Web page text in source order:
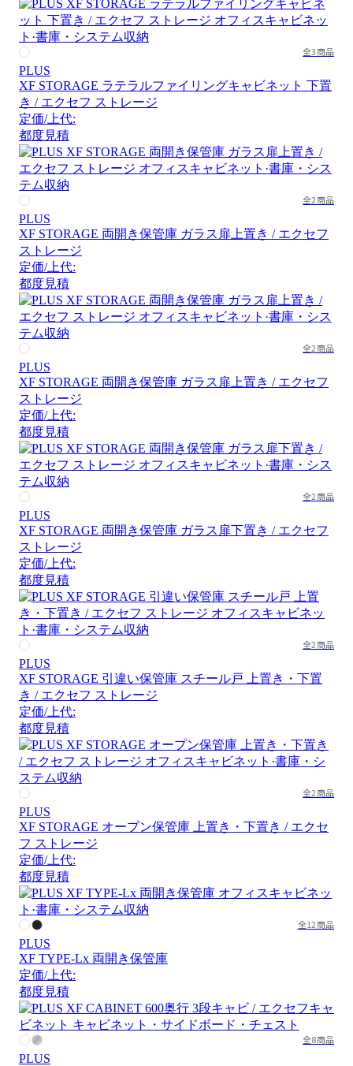
全3商品
PLUS
XF STORAGE ラテラルファイリングキャビネット 下置
き / エクセフ ストレージ
定価/上代:
都度見積
全2商品
PLUS
XF STORAGE 両開き保管庫 ガラス扉上置き / エクセフ
ストレージ
定価/上代:
都度見積
全2商品
PLUS
XF STORAGE 両開き保管庫 ガラス扉上置き / エクセフ
ストレージ
定価/上代:
都度見積
全2商品
PLUS
XF STORAGE 両開き保管庫 ガラス扉下置き / エクセフ
ストレージ
定価/上代:
都度見積
全2商品
PLUS
XF STORAGE 引違い保管庫 スチール戸 上置き・下置
き / エクセフ ストレージ
定価/上代:
都度見積
全2商品
PLUS
XF STORAGE オープン保管庫 上置き・下置き / エクセ
フ ストレージ
定価/上代:
都度見積
全12商品
PLUS
XF TYPE-Lx 両開き保管庫
定価/上代:
都度見積
全8商品
PLUS